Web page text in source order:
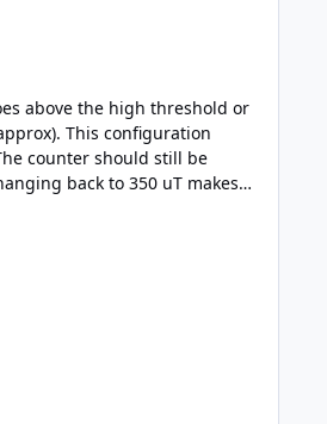
back to 350 uT makes